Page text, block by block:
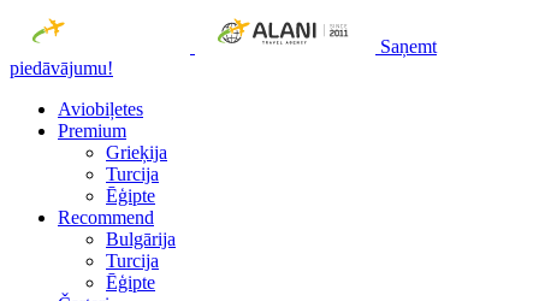
Saņemt
piedāvājumu!
Aviobiļetes
Premium
Grieķija
Turcija
Ēģipte
Recommend
Bulgārija
Turcija
Ēģipte